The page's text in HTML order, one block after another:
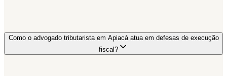
Como o advogado tributarista em Apiacá atua em defesas de execução
fiscal?